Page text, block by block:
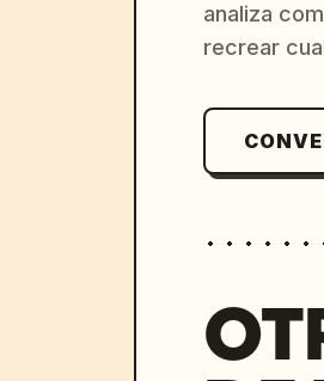
analiza
recrear